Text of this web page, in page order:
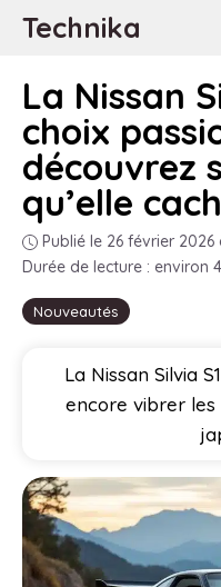
AllerTechnika
Nouveautés
La Nissan
choix
découvrez
qu’elle
Publié le 26 février 2026
Durée de lecture : environ
La Nissan Silvia
encore vibrer les